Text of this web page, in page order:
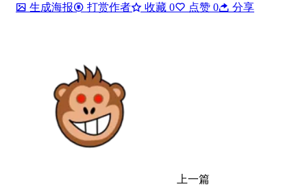
生成海报
打赏作者 收藏 0 点赞 0 分享
上一篇